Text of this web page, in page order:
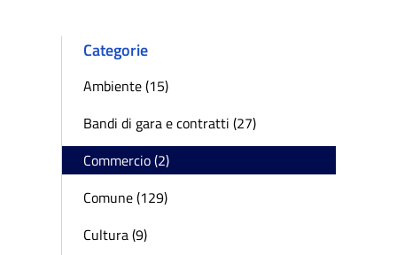
Categorie
Ambiente (15)
Bandi di gara e contratti (27)
Commercio (2)
Comune (129)
Cultura (9)